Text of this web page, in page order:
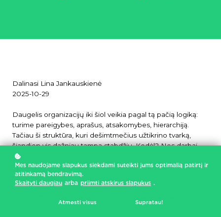
Dalinasi Lina Jankauskienė
2025-10-29
Daugelis organizacijų iki šiol veikia pagal tą pačią logiką:
turime pareigybes, aprašus, atsakomybes, hierarchiją.
Tačiau ši struktūra, kuri dešimtmečius užtikrino tvarką,
šiandien vis dažniau tampa stabdžiu. Kodėl? Nes darbai
keičiasi greičiau nei pareigybės. Žmonės turi daugiau
įgūdžių nei reikia jų pareigoms. O organizacijoms reikia ne
pareigų vykdytojų, o lankščių sprendimų kūrėjų.
Mes naudojame slapukus siekdami suteikti jums optimalią patirtį ir
atitinkamą bendravimą.
Skaityti daugiau arba priimti atskirus slapukus .
Atmesti visus Supratau!